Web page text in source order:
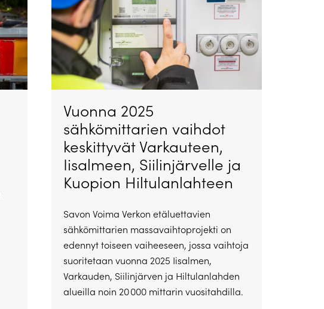
Vuonna 2025
sähkömittarien vaihdot
keskittyvät Varkauteen,
Iisalmeen, Siilinjärvelle ja
Kuopion Hiltulanlahteen
Savon Voima Verkon etäluettavien
sähkömittarien massavaihtoprojekti on
edennyt toiseen vaiheeseen, jossa vaihtoja
suoritetaan vuonna 2025 Iisalmen,
Varkauden, Siilinjärven ja Hiltulanlahden
alueilla noin 20 000 mittarin vuositahdilla.